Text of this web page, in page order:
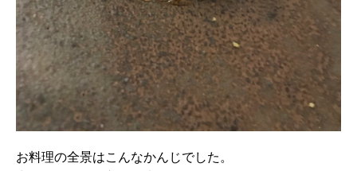
お料理の全景はこんなかんじでした。